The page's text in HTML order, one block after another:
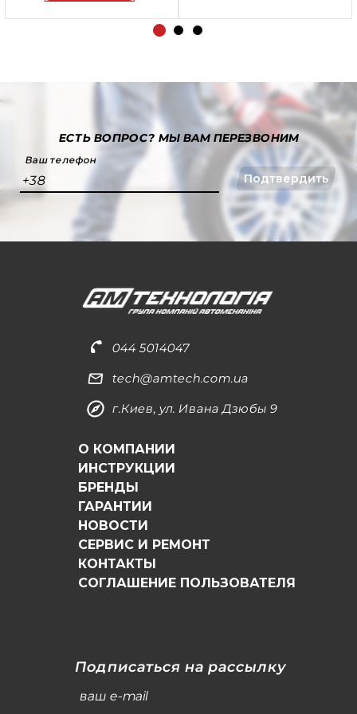
ЕСТЬ ВОПРОС?МЫ ВАМ ПЕРЕЗВОНИМ
Ваш телефон
+38 Подтвердить
044 5014047
tech@amtech.com.ua
г.Киев, ул. Ивана Дзюбы 9
О КОМПАНИИ
ИНСТРУКЦИИ
БРЕНДЫ
ГАРАНТИИ
НОВОСТИ
СЕРВИС И РЕМОНТ
КОНТАКТЫ
СОГЛАШЕНИЕ ПОЛЬЗОВАТЕЛЯ
Подписаться на рассылку
ваш e-mail